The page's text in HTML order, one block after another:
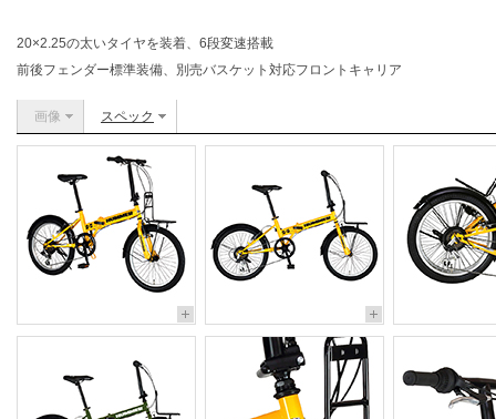
20×2.25の太いタイヤを装着、6段変速搭載
前後フェンダー標準装備、別売バスケット対応フロントキャリア
画像 スペック